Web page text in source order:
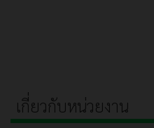
เกี่ยวกับหน่วยงาน